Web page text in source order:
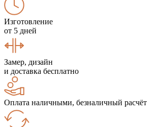
Изготовление
от 5 дней
Замер, дизайн
и доставка бесплатно
Оплата наличными, безналичный расчёт